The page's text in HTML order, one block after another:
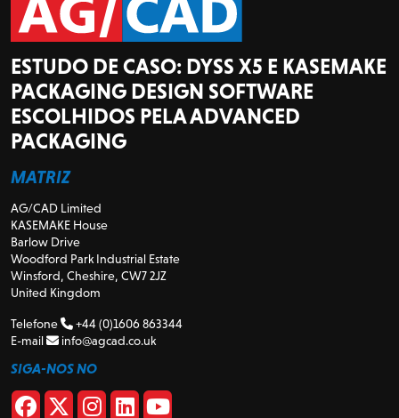
ESTUDO DE CASO: DYSS X5 E KASEMAKE
PACKAGING DESIGN SOFTWARE
ESCOLHIDOS PELA ADVANCED
PACKAGING
MATRIZ
AG/CAD Limited
KASEMAKE House
Barlow Drive
Woodford Park Industrial Estate
Winsford, Cheshire, CW7 2JZ
United Kingdom
Telefone
+44 (0)1606 863344
E-mail
info@agcad.co.uk
SIGA-NOS NO